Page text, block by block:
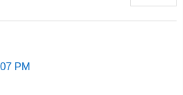
PM